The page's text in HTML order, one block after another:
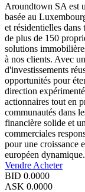
Aroundtown SA est
basée au
et résidentielles
de plus de 150
solutions
à nos clients. Avec
d'investissements
opportunités pour
direction
actionnaires tout en
communautés dans
financière solide et
commerciales
pour une croissance
européen dynamique.
Vendre Acheter
BID 0.0000
ASK 0.0000